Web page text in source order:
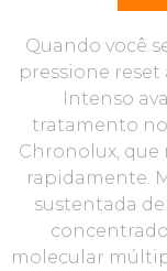
Quando você
pressione
Intenso
tratamento
Chronolux, que
rapidamente.
sustentada
molecular